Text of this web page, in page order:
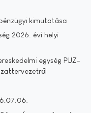
kimutatása
2026. évi helyi
egység PUZ-